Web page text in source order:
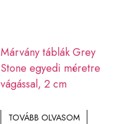
Márvány táblák Grey
Stone egyedi méretre
vágással, 2 cm
TOVÁBB OLVASOM